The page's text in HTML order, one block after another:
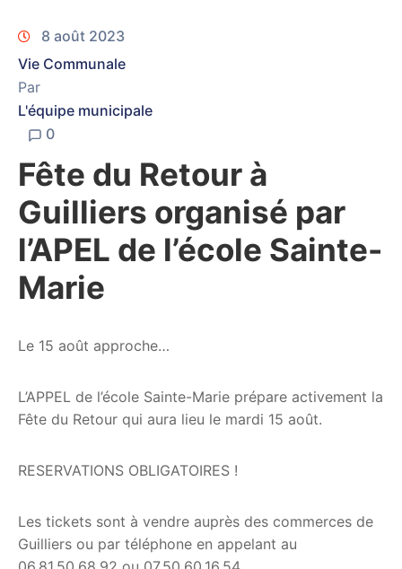
8 août 2023
Vie Communale
Par
L'équipe municipale
0
Fête du Retour à
Guilliers organisé par
l’APEL de l’école Sainte-
Marie
Le 15 août approche…
L’APPEL de l’école Sainte-Marie prépare activement la
Fête du Retour qui aura lieu le mardi 15 août.
RESERVATIONS OBLIGATOIRES !
Les tickets sont à vendre auprès des commerces de
Guilliers ou par téléphone en appelant au